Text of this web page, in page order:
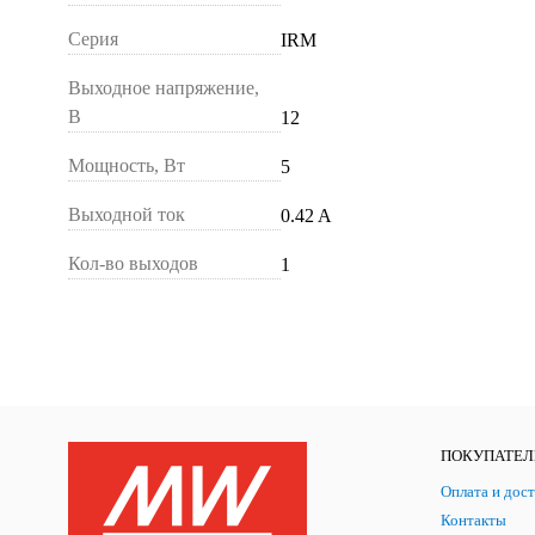
Серия IRM
Выходное напряжение,
В
12
Мощность, Вт 5
Выходной ток 0.42 A
Кол-во выходов 1
Оплата и
Контакты